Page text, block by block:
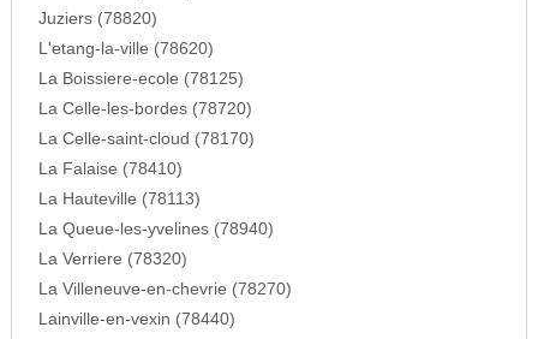
Juziers (78820)
L'etang-la-ville (78620)
La Boissiere-ecole (78125)
La Celle-les-bordes (78720)
La Celle-saint-cloud (78170)
La Falaise (78410)
La Hauteville (78113)
La Queue-les-yvelines (78940)
La Verriere (78320)
La Villeneuve-en-chevrie (78270)
Lainville-en-vexin (78440)